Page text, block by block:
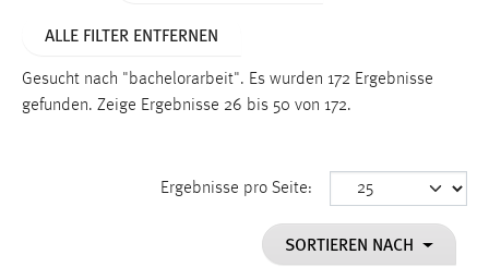
ALLE FILTER ENTFERNEN
Gesucht nach "bachelorarbeit". Es wurden 172 Ergebnisse
gefunden. Zeige Ergebnisse 26 bis 50 von 172.
Ergebnisse pro Seite:
SORTIEREN NACH
Funktionen und sind für die einwandfreie Funktion der
Einverständnis
cookie_consent
Dieser Cookie speichert die ausgewählten Einverständnis-